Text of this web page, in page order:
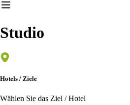
Studio
Hotels / Ziele
Wählen Sie das Ziel / Hotel